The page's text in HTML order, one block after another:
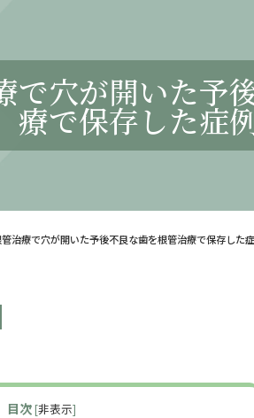
で穴が開いた予
療で保存した症
治療で穴が開いた予後不良な歯を根管治療で保存した
目次[非表示]